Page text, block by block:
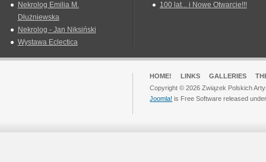
Nekrolog Emilia M.
Dłużniewska
Nekrolog - Jan Niksiński
Wystawa Eclectica
100 lat... i Nowe Otwarcie!!!
HOME! LINKS GALLERIES
Copyright © 2026 Związek Polskich
Joomla! is Free Software released